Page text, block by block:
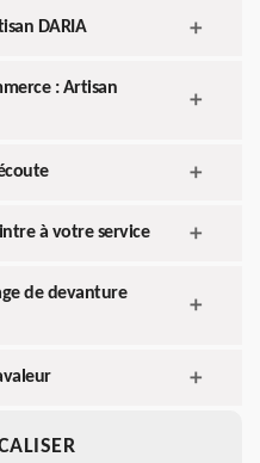
DARIA
: Artisan
à votre service
de devanture